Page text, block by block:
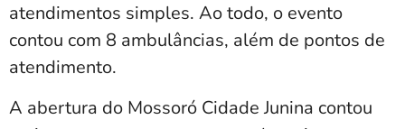
atendimentos simples. Ao todo, o evento
contou com 8 ambulâncias, além de pontos de
atendimento.
A abertura do Mossoró Cidade Junina contou